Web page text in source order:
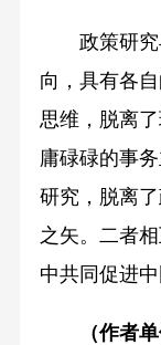
政策研究
向，具有各
思维，脱离
庸碌碌的事
研究，脱离
之矢。二者
中共同促进
（作者